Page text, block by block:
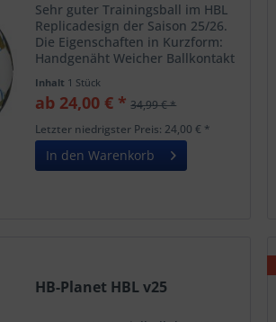
Sehr guter Trainingsball im HBL
Replicadesign der Saison 25/26.
Die Eigenschaften in Kurzform:
Handgenäht Weicher Ballkontakt
Griffigkeit mit und ohne Harz gut
ausbalanciert Null-Flügel-Blase
aus Naturlatex...
Inhalt 1 Stück
ab 24,00 € * 34,99 € *
Letzter niedrigster Preis: 24,00 € *
In den Warenkorb
HB-Planet HBL v25